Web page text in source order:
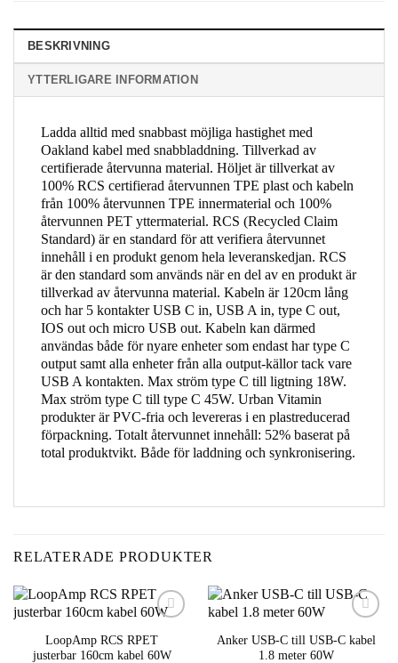
BESKRIVNING
YTTERLIGARE INFORMATION
Ladda alltid med snabbast möjliga hastighet med
Oakland kabel med snabbladdning. Tillverkad av
certifierade återvunna material. Höljet är tillverkat av
100% RCS certifierad återvunnen TPE plast och kabeln
från 100% återvunnen TPE innermaterial och 100%
återvunnen PET yttermaterial. RCS (Recycled Claim
Standard) är en standard för att verifiera återvunnet
innehåll i en produkt genom hela leveranskedjan. RCS
är den standard som används när en del av en produkt är
tillverkad av återvunna material. Kabeln är 120cm lång
och har 5 kontakter USB C in, USB A in, type C out,
IOS out och micro USB out. Kabeln kan därmed
användas både för nyare enheter som endast har type C
output samt alla enheter från alla output-källor tack vare
USB A kontakten. Max ström type C till ligtning 18W.
Max ström type C till type C 45W. Urban Vitamin
produkter är PVC-fria och levereras i en plastreducerad
förpackning. Totalt återvunnet innehåll: 52% baserat på
total produktvikt. Både för laddning och synkronisering.
RELATERADE PRODUKTER
wishlist
LoopAmp RCS RPET
justerbar 160cm kabel 60W
wishlist
Anker USB-C till USB-C kabel
1.8 meter 60W